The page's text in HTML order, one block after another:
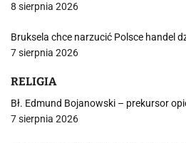
8 sierpnia 2026
Bruksela chce narzucić Polsce handel
7 sierpnia 2026
RELIGIA
Bł. Edmund Bojanowski – prekursor
7 sierpnia 2026